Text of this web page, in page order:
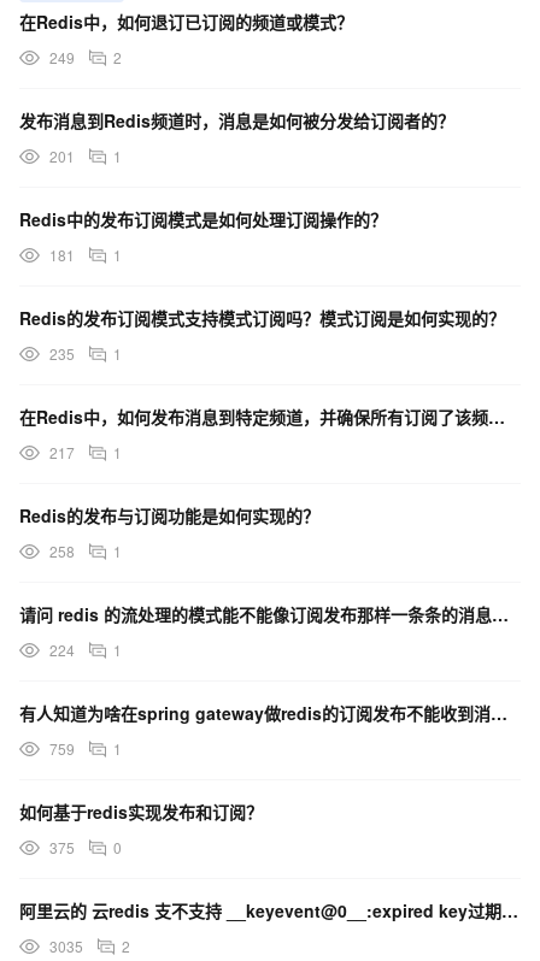
在Redis中，如何退订已订阅的频道或模式？
249 2
发布消息到Redis频道时，消息是如何被分发给订阅者的？
201 1
Redis中的发布订阅模式是如何处理订阅操作的？
181 1
Redis的发布订阅模式支持模式订阅吗？模式订阅是如何实现的？
235 1
在Redis中，如何发布消息到特定频道，并确保所有订阅了该频道的客户端都能收到消息？
217 1
Redis的发布与订阅功能是如何实现的？
258 1
请问 redis 的流处理的模式能不能像订阅发布那样一条条的消息接受然后来处理？
224 1
有人知道为啥在spring gateway做redis的订阅发布不能收到消息，，在单独的spring
759 1
如何基于redis实现发布和订阅？
375 0
阿里云的 云redis 支不支持 __keyevent@0__:expired key过期订阅
3035 2